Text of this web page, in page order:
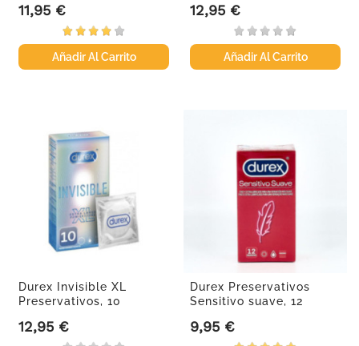
Precio
11,95 €
Añadir Al Carrito
Precio
12,95 €
Añadir Al Carrito
Durex Invisible XL
Preservativos, 10
Precio
12,95 €
Durex Preservativos
Sensitivo suave, 12
Precio
9,95 €